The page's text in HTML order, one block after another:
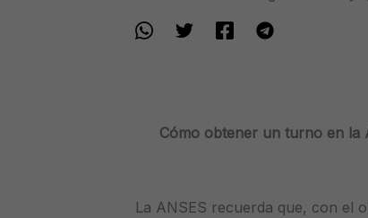
Cómo obtener un turno en la
La ANSES recuerda que, con el